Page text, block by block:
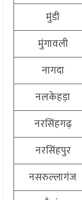
मुंडी
मुंगावली
नागदा
नलकेहड़ा
नरसिंहगढ़
नरसिंहपुर
नसरुल्लागंज